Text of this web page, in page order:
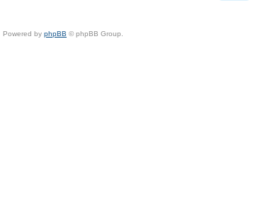
Powered by phpBB © phpBB Group.